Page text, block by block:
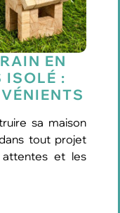
EN
ISOLÉ :
sa maison
tout projet
attentes et les